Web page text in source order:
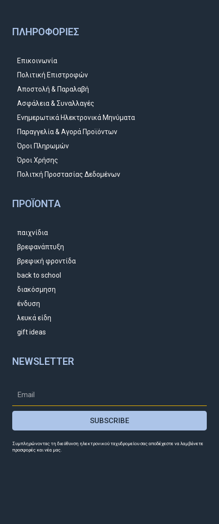
ΠΛΗΡΟΦΟΡΊΕΣ
Επικοινωνία
Πολιτική Επιστροφών
Αποστολή & Παραλαβή
Ασφάλεια & Συναλλαγές
Ενημερωτικά Ηλεκτρονικά Μηνύματα
Παραγγελία & Αγορά Προϊόντων
Όροι Πληρωμών
Όροι Χρήσης
Πολιτκή Προστασίας Δεδομένων
ΠΡΟΪΌΝΤΑ
παιχνίδια
βρεφανάπτυξη
βρεφική φροντίδα
back to school
διακόσμηση
ένδυση
λευκά είδη
gift ideas
NEWSLETTER
SUBSCRIBE
Συμπληρώνοντας τη διεύθυνση ηλεκτρονικού ταχυδρομείου σας αποδέχεστε να λαμβάνετε
προσφορές και νέα μας.